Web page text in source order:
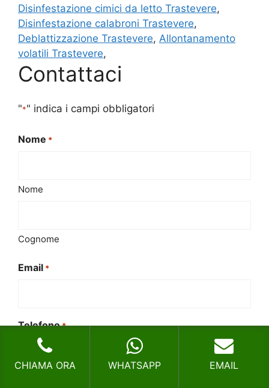
Disinfestazione cimici da letto Trastevere,
Disinfestazione calabroni Trastevere,
Deblattizzazione Trastevere, Allontanamento
volatili Trastevere,
Contattaci
"*" indica i campi obbligatori
Nome *
Nome
Cognome
Email *
Telefono *
CHIAMA ORA WHATSAPP EMAIL